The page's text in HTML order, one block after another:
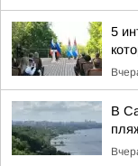
5
В